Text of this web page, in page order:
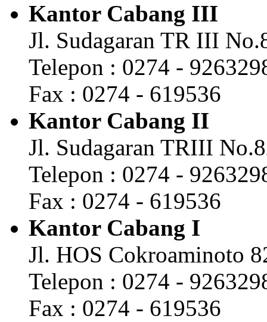
Kantor Cabang III
Jl. Sudagaran TR III
Telepon : 0274 -
Fax : 0274 - 619536
Kantor Cabang II
Jl. Sudagaran TRIII
Telepon : 0274 -
Fax : 0274 - 619536
Kantor Cabang I
Jl. HOS Cokroaminoto
Telepon : 0274 -
Fax : 0274 - 619536